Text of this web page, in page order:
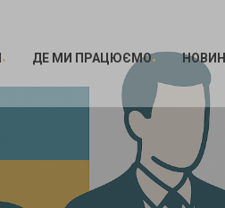
ДЕ МИ ПРАЦЮЄМО